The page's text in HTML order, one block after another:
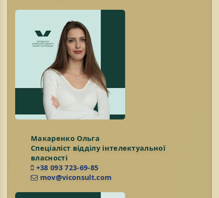
Макаренко Ольга
Спеціаліст відділу інтелектуальної
власності
+38 093 723-69-85
mov@viconsult.com